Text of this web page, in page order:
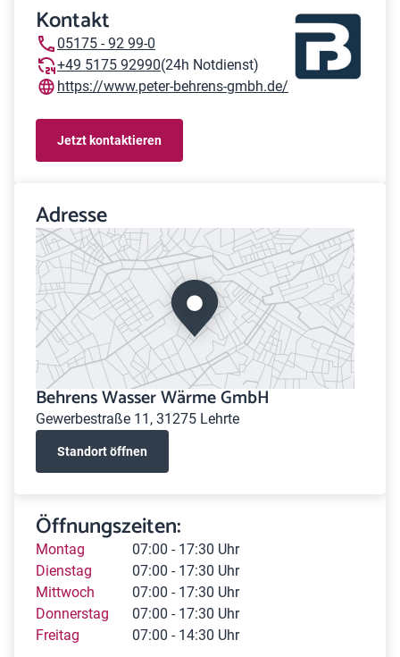
Kontakt
05175 - 92 99-0
+49 5175 92990(24h Notdienst)
https://www.peter-behrens-gmbh.de/
Jetzt kontaktieren
Adresse
Behrens Wasser Wärme GmbH
Gewerbestraße 11, 31275 Lehrte
Standort öffnen
Öffnungszeiten:
Montag
07:00 - 17:30 Uhr
Dienstag
07:00 - 17:30 Uhr
Mittwoch
07:00 - 17:30 Uhr
Donnerstag
07:00 - 17:30 Uhr
Freitag
07:00 - 14:30 Uhr